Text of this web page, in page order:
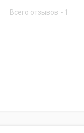
Всего отзывов 1